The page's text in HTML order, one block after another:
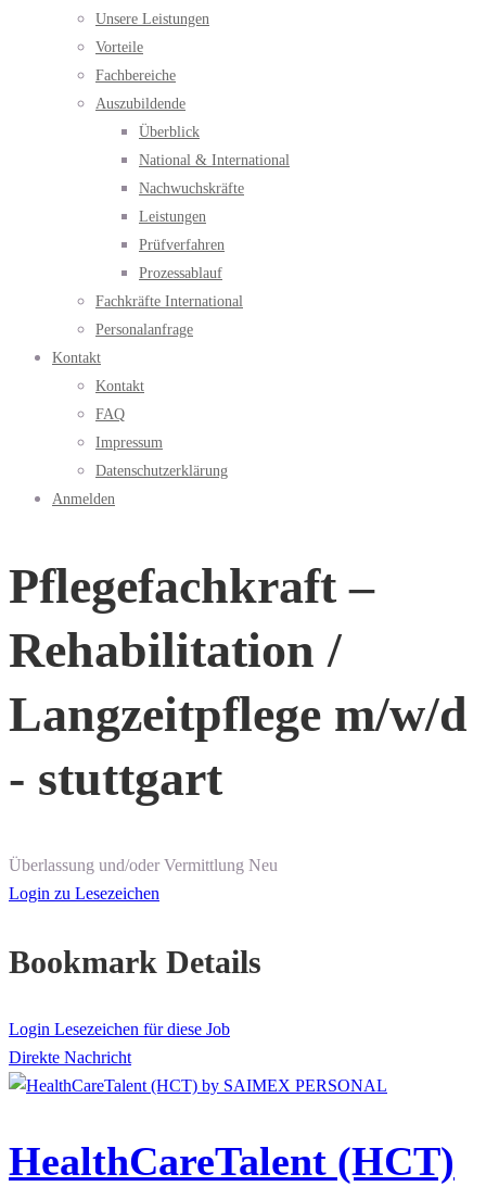
Unsere Leistungen
Vorteile
Fachbereiche
Auszubildende
Überblick
National & International
Nachwuchskräfte
Leistungen
Prüfverfahren
Prozessablauf
Fachkräfte International
Personalanfrage
Kontakt
Kontakt
FAQ
Impressum
Datenschutzerklärung
Anmelden
Pflegefachkraft –
Rehabilitation /
Langzeitpflege m/w/d
- stuttgart
Überlassung und/oder Vermittlung Neu
Login zu Lesezeichen
Bookmark Details
Login Lesezeichen für diese Job
Direkte Nachricht
HealthCareTalent (HCT)